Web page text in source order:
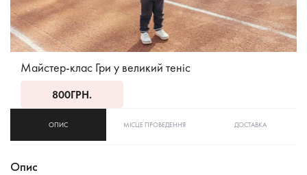
Майстер-клас Гри у великий теніс
800ГРН.
ОПИС МІСЦЕ ПРОВЕДЕННЯ ДОСТАВКА
Опис